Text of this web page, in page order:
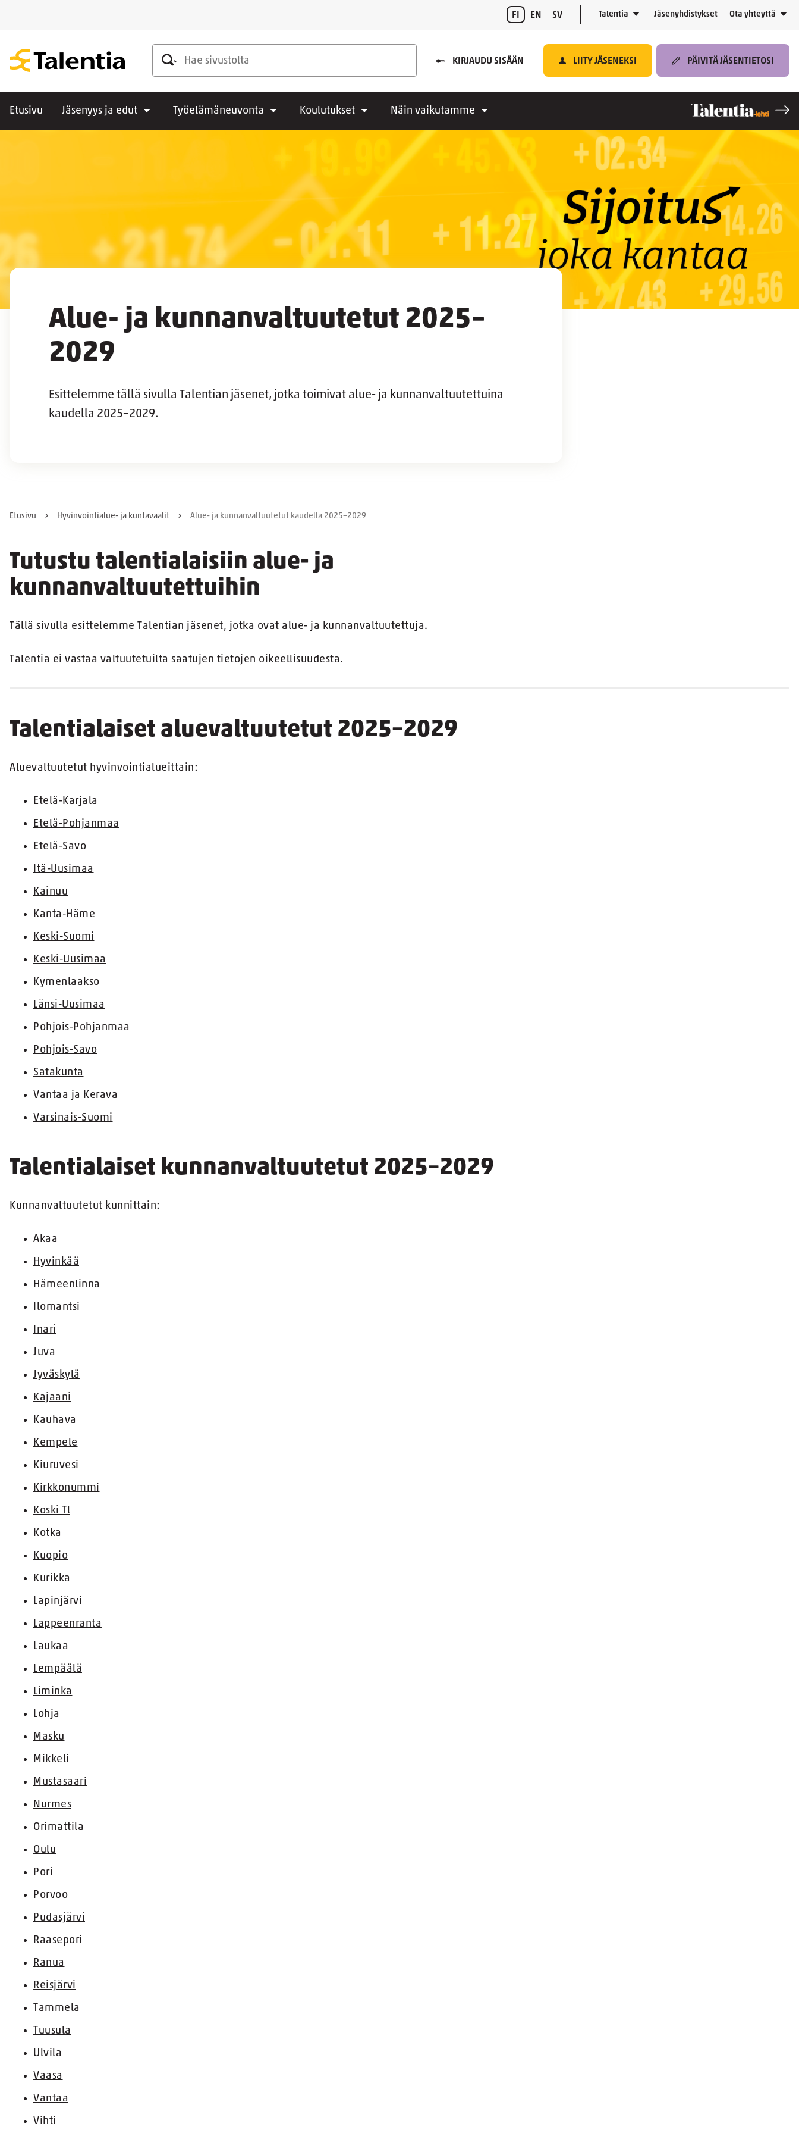
FI EN SV Talentia Jäsenyhdistykset Ota yhteyttä
Hae sivustolta
KIRJAUDU SISÄÄN LIITY JÄSENEKSI PÄIVITÄ JÄSENTIETOSI
Etusivu Jäsenyys ja edut Työelämäneuvonta Koulutukset Näin vaikutamme
Alue- ja kunnanvaltuutetut 2025–
2029
Esittelemme tällä sivulla Talentian jäsenet, jotka toimivat alue- ja kunnanvaltuutettuina
kaudella 2025–2029.
Etusivu Hyvinvointialue- ja kuntavaalit Alue- ja kunnanvaltuutetut kaudella 2025–2029
Tutustu talentialaisiin alue- ja
kunnanvaltuutettuihin
Tällä sivulla esittelemme Talentian jäsenet, jotka ovat alue- ja kunnanvaltuutettuja.
Talentia ei vastaa valtuutetuilta saatujen tietojen oikeellisuudesta.
Talentialaiset aluevaltuutetut 2025–2029
Aluevaltuutetut hyvinvointialueittain:
Etelä-Karjala
Etelä-Pohjanmaa
Etelä-Savo
Itä-Uusimaa
Kainuu
Kanta-Häme
Keski-Suomi
Keski-Uusimaa
Kymenlaakso
Länsi-Uusimaa
Pohjois-Pohjanmaa
Pohjois-Savo
Satakunta
Vantaa ja Kerava
Varsinais-Suomi
Talentialaiset kunnanvaltuutetut 2025–2029
Kunnanvaltuutetut kunnittain:
Akaa
Hyvinkää
Hämeenlinna
Ilomantsi
Inari
Juva
Jyväskylä
Kajaani
Kauhava
Kempele
Kiuruvesi
Kirkkonummi
Koski Tl
Kotka
Kuopio
Kurikka
Lapinjärvi
Lappeenranta
Laukaa
Lempäälä
Liminka
Lohja
Masku
Mikkeli
Mustasaari
Nurmes
Orimattila
Oulu
Pori
Porvoo
Pudasjärvi
Raasepori
Ranua
Reisjärvi
Tammela
Tuusula
Ulvila
Vaasa
Vantaa
Vihti